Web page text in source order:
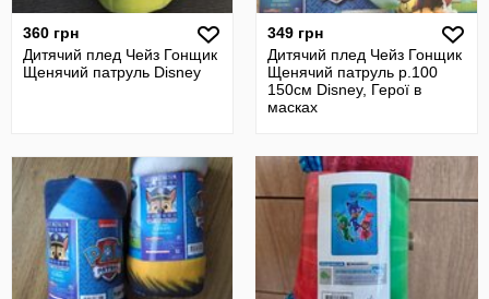
360 грн
Дитячий плед Чейз Гонщик
Щенячий патруль Disney
349 грн
Дитячий плед Чейз Гонщик
Щенячий патруль р.100
150см Disney, Герої в
масках